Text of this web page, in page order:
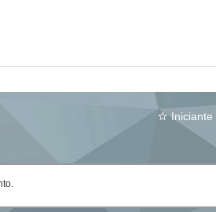
star_border Iniciante